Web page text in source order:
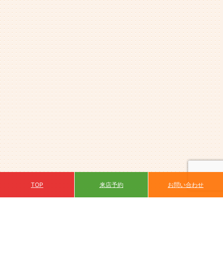
TOP 来店予約 お問い合わせ